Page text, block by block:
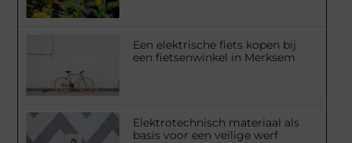
Een elektrische fiets kopen bij
een fietsenwinkel in Merksem
Elektrotechnisch materiaal als
basis voor een veilige werf